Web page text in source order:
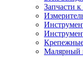
Запчасти
Малярный